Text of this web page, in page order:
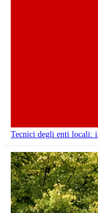
Tecnici degli enti locali: